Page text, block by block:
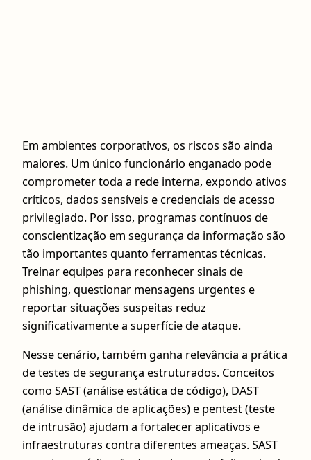
Em ambientes corporativos, os riscos são ainda
maiores. Um único funcionário enganado pode
comprometer toda a rede interna, expondo ativos
críticos, dados sensíveis e credenciais de acesso
privilegiado. Por isso, programas contínuos de
conscientização em segurança da informação são
tão importantes quanto ferramentas técnicas.
Treinar equipes para reconhecer sinais de
phishing, questionar mensagens urgentes e
reportar situações suspeitas reduz
significativamente a superfície de ataque.
Nesse cenário, também ganha relevância a prática
de testes de segurança estruturados. Conceitos
como SAST (análise estática de código), DAST
(análise dinâmica de aplicações) e pentest (teste
de intrusão) ajudam a fortalecer aplicativos e
infraestruturas contra diferentes ameaças. SAST